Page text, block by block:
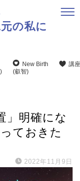
の私に
New Birth
(叡智)
講
」明確にな
ておきた
2022年11月9日